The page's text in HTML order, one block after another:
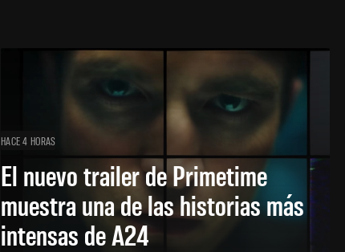
HACE 4 HORAS
El nuevo trailer de Primetime
muestra una de las historias más
intensas de A24